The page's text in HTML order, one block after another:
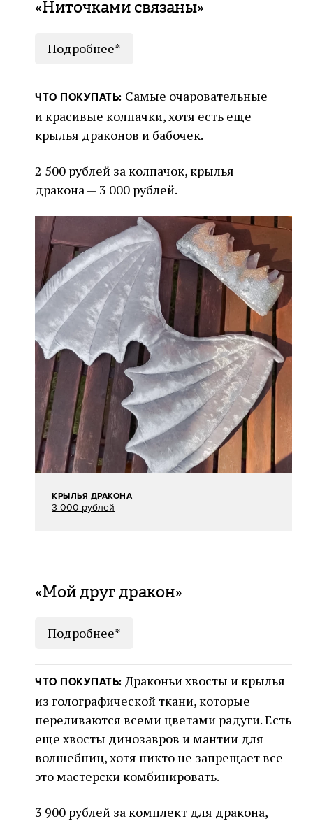
«Ниточками связаны»
Подробнее*
ЧТО ПОКУПАТЬ: Самые очаровательные
и красивые колпачки, хотя есть еще
крылья драконов и бабочек.
2 500 рублей за колпачок, крылья
дракона — 3 000 рублей.
КРЫЛЬЯ ДРАКОНА
3 000 рублей
«Мой друг дракон»
Подробнее*
ЧТО ПОКУПАТЬ: Драконьи хвосты и крылья
из голографической ткани, которые
переливаются всеми цветами радуги. Есть
еще хвосты динозавров и мантии для
волшебниц, хотя никто не запрещает все
это мастерски комбинировать.
3 900 рублей за комплект для дракона,